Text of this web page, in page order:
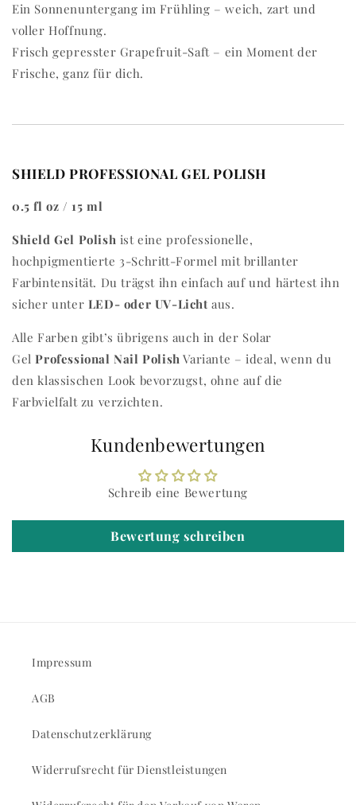
Ein Sonnenuntergang im Frühling – weich, zart und
voller Hoffnung.
Frisch gepresster Grapefruit-Saft – ein Moment der
Frische, ganz für dich.
SHIELD PROFESSIONAL GEL POLISH
0.5 fl oz / 15 ml
Shield Gel Polish ist eine professionelle,
hochpigmentierte 3-Schritt-Formel mit brillanter
Farbintensität. Du trägst ihn einfach auf und härtest ihn
sicher unter LED- oder UV-Licht aus.
Alle Farben gibt’s übrigens auch in der Solar
Gel Professional Nail Polish Variante – ideal, wenn du
den klassischen Look bevorzugst, ohne auf die
Farbvielfalt zu verzichten.
Kundenbewertungen
Schreib eine Bewertung
Bewertung schreiben
Impressum
AGB
Datenschutzerklärung
Widerrufsrecht für Dienstleistungen